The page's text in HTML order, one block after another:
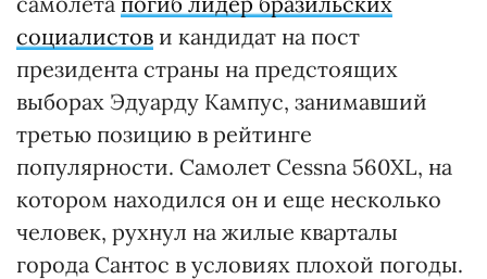
социалистов и кандидат на пост
президента страны на предстоящих
выборах Эдуарду Кампус, занимавший
третью позицию в рейтинге
популярности. Самолет Cessna 560XL, на
котором находился он и еще несколько
человек, рухнул на жилые кварталы
города Сантос в условиях плохой погоды.